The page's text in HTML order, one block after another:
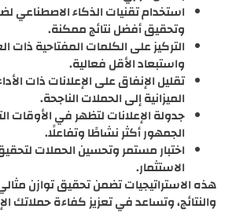
استخدام تقنيات الذكاء الاصطناعي
وتحقيق أفضل نتائج ممكنة.
التركيز على الكلمات المفتاحية ذات
واستبعاد الأقل فعالية.
تقليل الإنفاق على الإعلانات ذات
الميزانية إلى الحملات الناجحة.
جدولة الإعلانات لتظهر في الأوقات
الجمهور أكثر نشاطًا وتفاعلًا.
اختبار مستمر وتحسين الحملات
الاستثمار.
هذه الاستراتيجيات تضمن تحقيق توازن
والنتائج، وتساعد في تعزيز كفاءة حملاتك